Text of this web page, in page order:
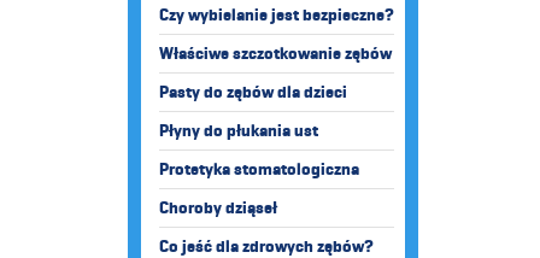
Czy wybielanie jest bezpieczne?
Właściwe szczotkowanie zębów
Pasty do zębów dla dzieci
Płyny do płukania ust
Protetyka stomatologiczna
Choroby dziąseł
Co jeść dla zdrowych zębów?